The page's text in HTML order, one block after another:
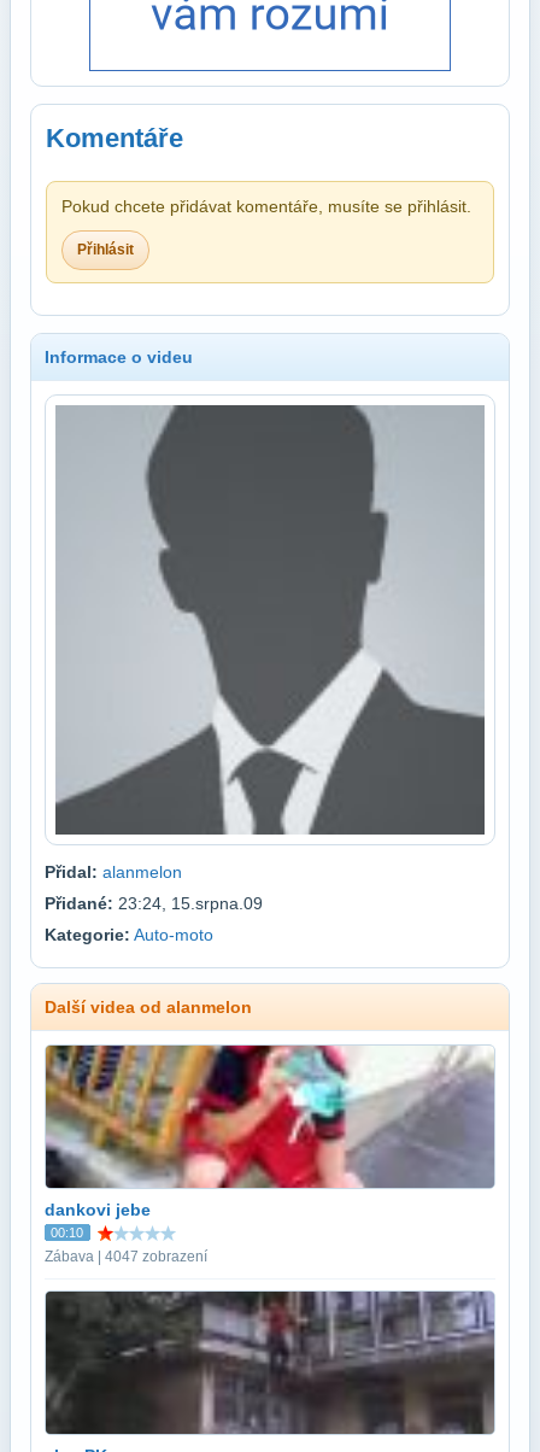
Komentáře
Pokud chcete přidávat komentáře, musíte se přihlásit.
Přihlásit
Informace o videu
Přidal: alanmelon
Přidané: 23:24, 15.srpna.09
Kategorie: Auto-moto
Další videa od alanmelon
dankovi jebe
00:10
Zábava | 4047 zobrazení